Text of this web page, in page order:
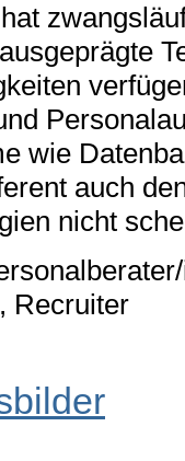
wie
auch
nicht
Recruiter